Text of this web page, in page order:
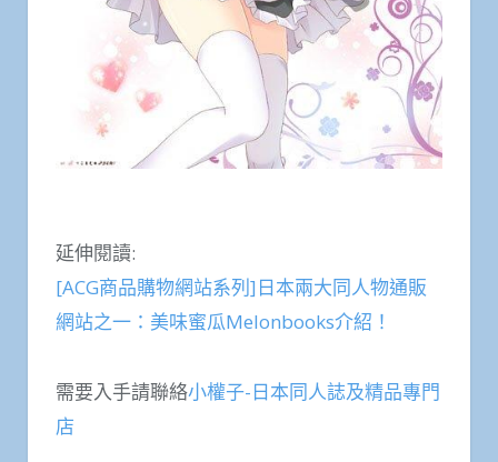
延伸閱讀:
[ACG商品購物網站系列]日本兩大同人物通販
網站之一：美味蜜瓜Melonbooks介紹！
需要入手請聯絡小權子-日本同人誌及精品專門
店